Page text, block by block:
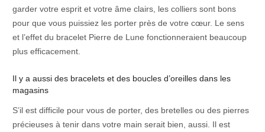
garder votre esprit et votre âme clairs, les colliers sont bons
pour que vous puissiez les porter près de votre cœur. Le sens
et l’effet du bracelet Pierre de Lune fonctionneraient beaucoup
plus efficacement.
Il y a aussi des bracelets et des boucles d’oreilles dans les
magasins
S’il est difficile pour vous de porter, des bretelles ou des pierres
précieuses à tenir dans votre main serait bien, aussi. Il est